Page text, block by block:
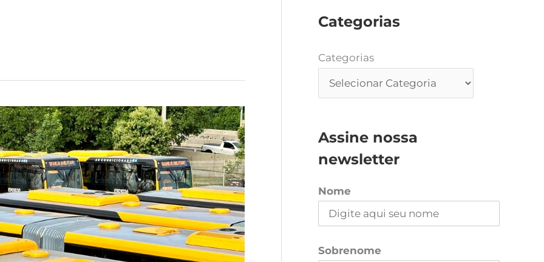
Categorias
Categorias
Assine nossa
newsletter
Nome
Sobrenome